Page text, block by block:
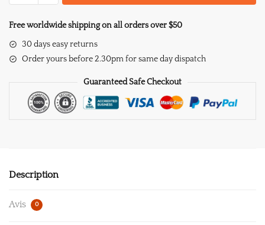
était :
49,90 €.
est :
29,90 €.
Papier
Original
Appareil
Free worldwide shipping on all orders over $50
30 days easy returns
Order yours before 2.30pm for same day dispatch
Guaranteed Safe Checkout
Description
Avis 0